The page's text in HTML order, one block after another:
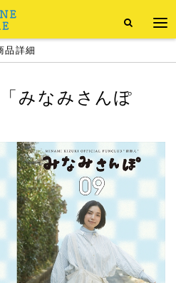
品詳細
「みなみさんぽ